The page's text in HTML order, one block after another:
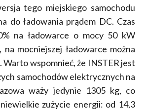
tego miejskiego samochodu
do ładowania prądem DC. Czas
na ładowarce o mocy 50 kW
mocniejszej ładowarce można
Warto wspomnieć, że INSTER jest
samochodów elektrycznych na
waży jedynie 1305 kg, co
zużycie energii: od 14,3